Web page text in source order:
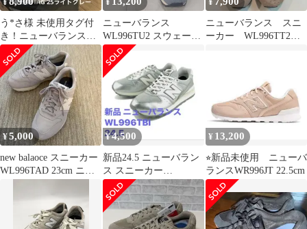
¥
う*さ様 未使用タグ付
き！ニューバランス
WL996TAG 25ライトグ
レー
¥
ニューバランス
WL996TU2 スウェード
スニーカー フリンジ
blue US6.5/23.5cm Dワ
イズ レディース US：
6.5 ISItems【USED】
【古着】【中古】
50157295
¥
ニューバランス スニ
ーカー WL996TT2
¥5,000
new balaoce スニーカー
WL996TAD 23cm ニュ
¥4,500
新品24.5 ニューバラン
ス スニーカー
WL996TBI グレイ シル
バー
¥ 13,200
⭐︎新品未使用 ニューバ
ランスWR996JT 22.5cm